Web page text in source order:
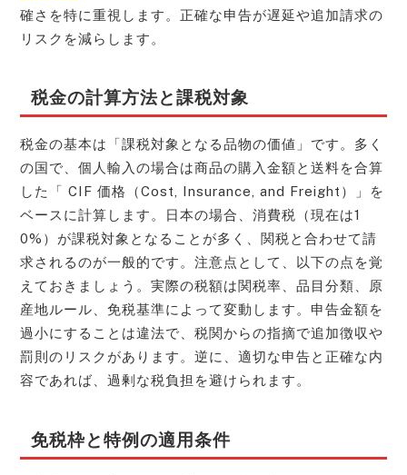
確さを特に重視します。正確な申告が遅延や追加請求の
リスクを減らします。
税金の計算方法と課税対象
税金の基本は「課税対象となる品物の価値」です。多く
の国で、個人輸入の場合は商品の購入金額と送料を合算
した「 CIF 価格（Cost, Insurance, and Freight）」を
ベースに計算します。日本の場合、消費税（現在は1
0%）が課税対象となることが多く、関税と合わせて請
求されるのが一般的です。注意点として、以下の点を覚
えておきましょう。実際の税額は関税率、品目分類、原
産地ルール、免税基準によって変動します。申告金額を
過小にすることは違法で、税関からの指摘で追加徴収や
罰則のリスクがあります。逆に、適切な申告と正確な内
容であれば、過剰な税負担を避けられます。
免税枠と特例の適用条件